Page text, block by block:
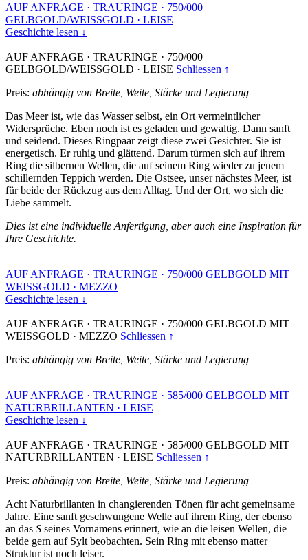
AUF ANFRAGE · TRAURINGE · 750/000
GELBGOLD/WEISSGOLD · LEISE
Geschichte lesen ↓
AUF ANFRAGE · TRAURINGE · 750/000
GELBGOLD/WEISSGOLD · LEISE Schliessen ↑
Preis: abhängig von Breite, Weite, Stärke und Legierung
Das Meer ist, wie das Wasser selbst, ein Ort vermeintlicher
Widersprüche. Eben noch ist es geladen und gewaltig. Dann sanft
und seidend. Dieses Ringpaar zeigt diese zwei Gesichter. Sie ist
energetisch. Er ruhig und glättend. Darum türmen sich auf ihrem
Ring die silbernen Wellen, die auf seinem Ring wieder zu jenem
schillernden Teppich werden. Die Ostsee, unser nächstes Meer, ist
für beide der Rückzug aus dem Alltag. Und der Ort, wo sich die
Liebe sammelt.
Dies ist eine individuelle Anfertigung, aber auch eine Inspiration für
Ihre Geschichte.
AUF ANFRAGE · TRAURINGE · 750/000 GELBGOLD MIT
WEISSGOLD · MEZZO
Geschichte lesen ↓
AUF ANFRAGE · TRAURINGE · 750/000 GELBGOLD MIT
WEISSGOLD · MEZZO Schliessen ↑
Preis: abhängig von Breite, Weite, Stärke und Legierung
AUF ANFRAGE · TRAURINGE · 585/000 GELBGOLD MIT
NATURBRILLANTEN · LEISE
Geschichte lesen ↓
AUF ANFRAGE · TRAURINGE · 585/000 GELBGOLD MIT
NATURBRILLANTEN · LEISE Schliessen ↑
Preis: abhängig von Breite, Weite, Stärke und Legierung
Acht Naturbrillanten in changierenden Tönen für acht gemeinsame
Jahre. Eine sanft geschwungene Welle auf ihrem Ring, der ebenso
an das S seines Vornamens erinnert, wie an die leisen Wellen, die
beide gern auf Sylt beobachten. Sein Ring mit ebenso matter
Struktur ist noch leiser.